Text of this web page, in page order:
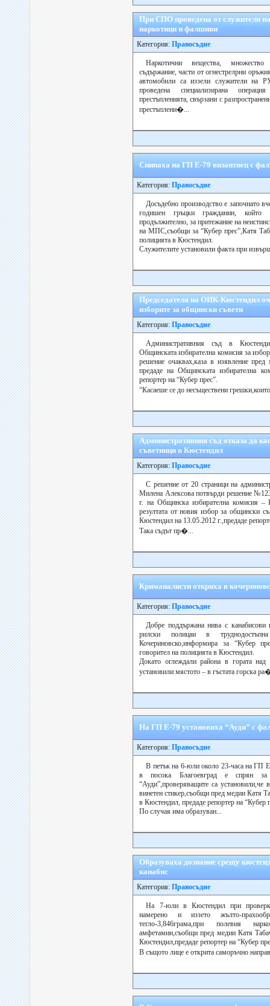
При СПО проведена от служители
наркотици и фалшиви
Категория: Правосъдие
Наркотични вещества,
съдържание, части от огнестрелрни
автомобили са иззели служители на
проведена специализирана
престъпленията, свързани с
престъплени�...
Спипаха на ГП Е-79 византиец с
Категория: Правосъдие
Досъдебно производство е започнато
годишен гръцки гражданин, който
продължително, за притежание на
на МПС,съобщи за “Кубер прес”,Катя
полицията в Кюстендил.
Служителите установили факта при
Председателя на ОИК-Кюстендил
изборите за общински съвети
Категория: Правосъдие
Административния съд в
Общинската избирателна комисия за
решение очаквах,каза в изявление
предаде на Общинската избирателна
репортер на “Кубер прес”.
“Касаеше се до несъществени
Административния съд отказа да
съветници в Кюстендил
Категория: Правосъдие
С решение от 20 страници на
Милена Алексова потвърди решение
г. на Общинска избирателна комисия –
резултата от новия избор за общински
Кюстендил на 13.05.2012 г.,предаде
Така съдът пр�...
Криманалисти откриха в
Категория: Правосъдие
Добре поддържана нива с канабисови
рилски полицаи в
Кочериновско,информира за “Кубер
говорител на полицията в Кюстендил.
Докато оглеждали района в гората
установили мястото – в гъстата горска
На ГП Е-79 установиха “Ауди” с
Категория: Правосъдие
В петък на 6-юли около 23-часа на ГП
в посока Благоевград е спрян за
“Ауди”,проверяващите са установили,че
винетен стикер,съобщи пред медии Катя
в Кюстендил, предаде репортер на “Кубер
По случая има образуван...
Образуваха дознание срещу
канабис
Категория: Правосъдие
На 7-юли в Кюстендил при
намерено и иззето жълто-
тегло-3,846грама,при полевия
амфетамин,съобщи пред медии Катя
Кюстендил,предаде репортер на “Кубер
В същото лице е открита саморъчно